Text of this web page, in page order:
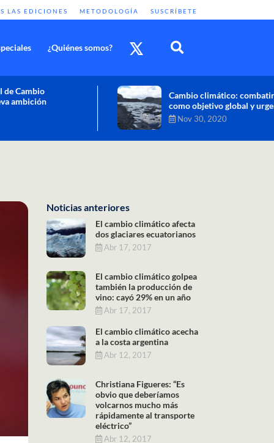
LAS EDICIONES METODOLOGÍA SUSCRÍBETE
¿Quiénes somos?
Cambio climático: combatir sus efectos
como objetivo global y urgente
Noticias anteriores
El cambio climático afecta
dos glaciares ecuatorianos
Abr 17, 2017
El cambio climático golpea
también la producción de
vino: cayó 29% en un año
Abr 17, 2017
El cambio climático acecha
a la costa argentina
Abr 12, 2017
Christiana Figueres: “Es
obvio que deberíamos
volcarnos mucho más
rápidamente al transporte
eléctrico”
Abr 12, 2017